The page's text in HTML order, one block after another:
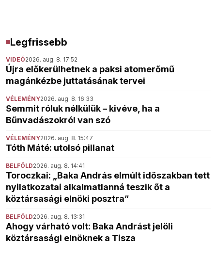
Legfrissebb
VIDEÓ2026. aug. 8. 17:52
Újra előkerülhetnek a paksi atomerőmű
magánkézbe juttatásának tervei
VÉLEMÉNY2026. aug. 8. 16:33
Semmit róluk nélkülük – kivéve, ha a
Bűnvadászokról van szó
VÉLEMÉNY2026. aug. 8. 15:47
Tóth Máté: utolsó pillanat
BELFÖLD2026. aug. 8. 14:41
Toroczkai: „Baka András elmúlt időszakban tett
nyilatkozatai alkalmatlanná teszik őt a
köztársasági elnöki posztra”
BELFÖLD2026. aug. 8. 13:31
Ahogy várható volt: Baka Andrást jelöli
köztársasági elnöknek a Tisza